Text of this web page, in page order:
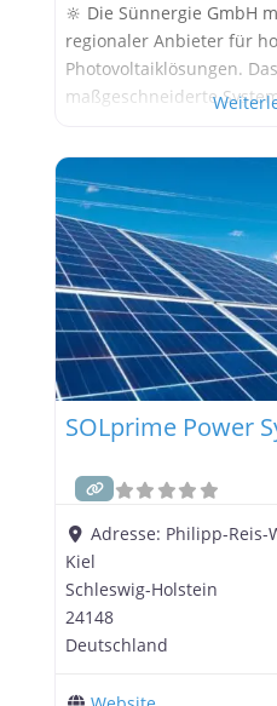
🔆 Die Sünnergie GmbH
regionaler Anbieter für
Photovoltaiklösungen.
maßgeschneiderte
und ihre
🔍 Hinweis: Die
auf öffentlich
Bewertungen. 🌞
GmbH Die Sünnergie
SOLprime Power
Adresse: Philipp-Reis-
Kiel
Schleswig-Holstein
24148
Deutschland